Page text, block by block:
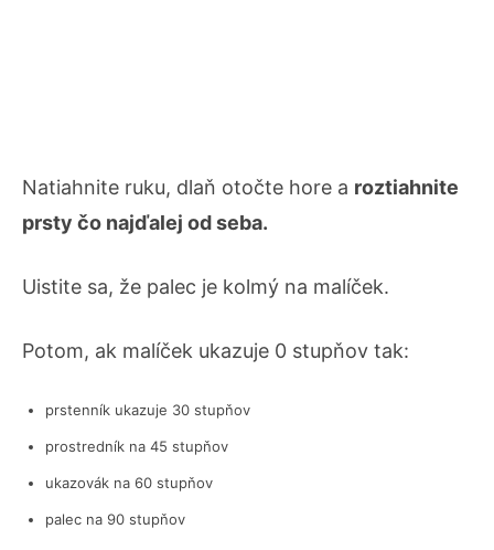
Natiahnite ruku, dlaň otočte hore a roztiahnite
prsty čo najďalej od seba.
Uistite sa, že palec je kolmý na malíček.
Potom, ak malíček ukazuje 0 stupňov tak:
prstenník ukazuje 30 stupňov
prostredník na 45 stupňov
ukazovák na 60 stupňov
palec na 90 stupňov